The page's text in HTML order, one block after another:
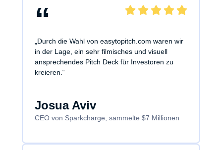
“
„Durch die Wahl von easytopitch.com waren wir
in der Lage, ein sehr filmisches und visuell
ansprechendes Pitch Deck für Investoren zu
kreieren.“
Josua Aviv
CEO von Sparkcharge, sammelte $7 Millionen